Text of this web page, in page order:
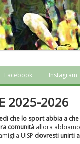
la relazione di Tiziano
Facebook Instagram
2025-2026
che lo sport abbia a
comunità allora
UISP dovresti unirti